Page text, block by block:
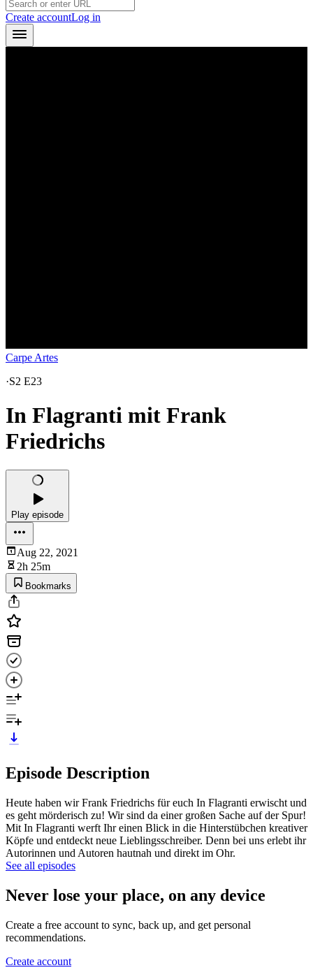
Create accountLog in
Carpe Artes
·S2 E23
In Flagranti mit Frank
Friedrichs
Play episode
Aug 22, 2021
2h 25m
Bookmarks
Episode Description
Heute haben wir Frank Friedrichs für euch In Flagranti erwischt und
es geht mörderisch zu! Wir sind da einer großen Sache auf der Spur!
Mit In Flagranti werft Ihr einen Blick in die Hinterstübchen kreativer
Köpfe und entdeckt neue Lieblingsschreiber. Denn bei uns erlebt ihr
Autorinnen und Autoren hautnah und direkt im Ohr.
See all episodes
Never lose your place, on any device
Create a free account to sync, back up, and get personal
recommendations.
Create account